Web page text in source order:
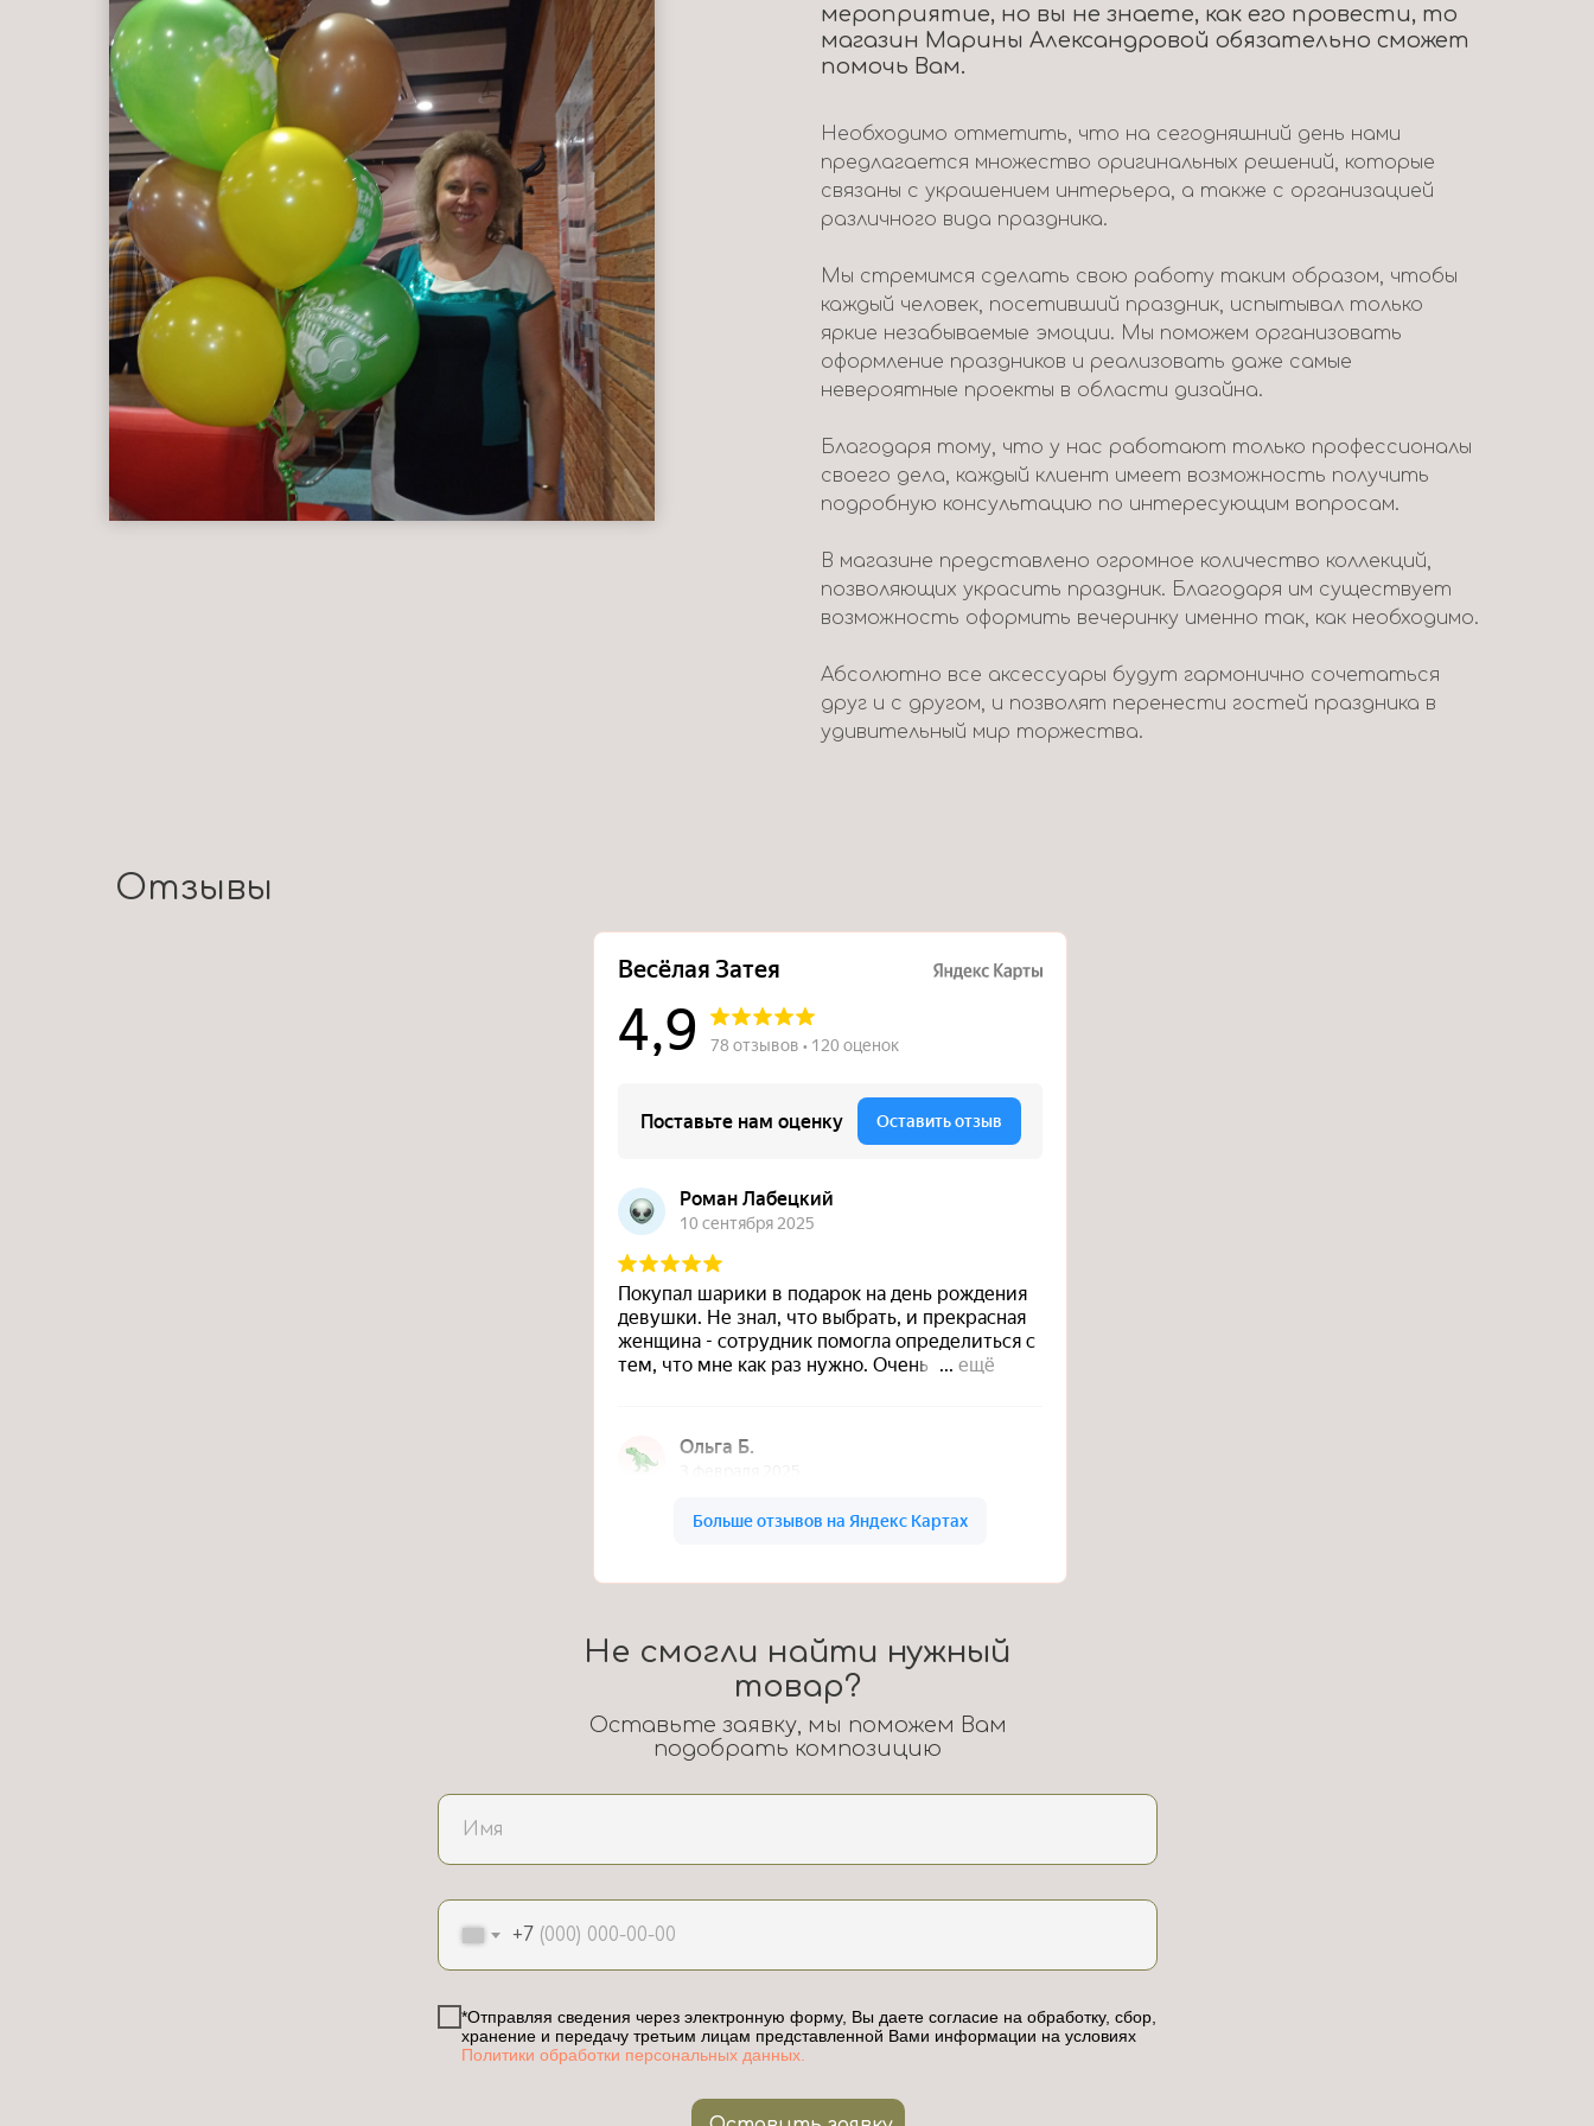
мероприятие, но вы не знаете, как его провести, то
магазин Марины Александровой обязательно сможет
помочь Вам.
Необходимо отметить, что на сегодняшний день нами
предлагается множество оригинальных решений, которые
связаны с украшением интерьера, а также с организацией
различного вида праздника.
Мы стремимся сделать свою работу таким образом, чтобы
каждый человек, посетивший праздник, испытывал только
яркие незабываемые эмоции. Мы поможем организовать
оформление праздников и реализовать даже самые
невероятные проекты в области дизайна.
Благодаря тому, что у нас работают только профессионалы
своего дела, каждый клиент имеет возможность получить
подробную консультацию по интересующим вопросам.
В магазине представлено огромное количество коллекций,
позволяющих украсить праздник. Благодаря им существует
возможность оформить вечеринку именно так, как необходимо.
Абсолютно все аксессуары будут гармонично сочетаться
друг и с другом, и позволят перенести гостей праздника в
удивительный мир торжества.
Отзывы
+7
*Отправляя сведения через электронную форму, Вы даете согласие на обработку, сбор,
хранение и передачу третьим лицам представленной Вами информации на условиях
Политики обработки персональных данных.
Не смогли найти нужный
товар?
Оставьте заявку, мы поможем Вам
подобрать композицию